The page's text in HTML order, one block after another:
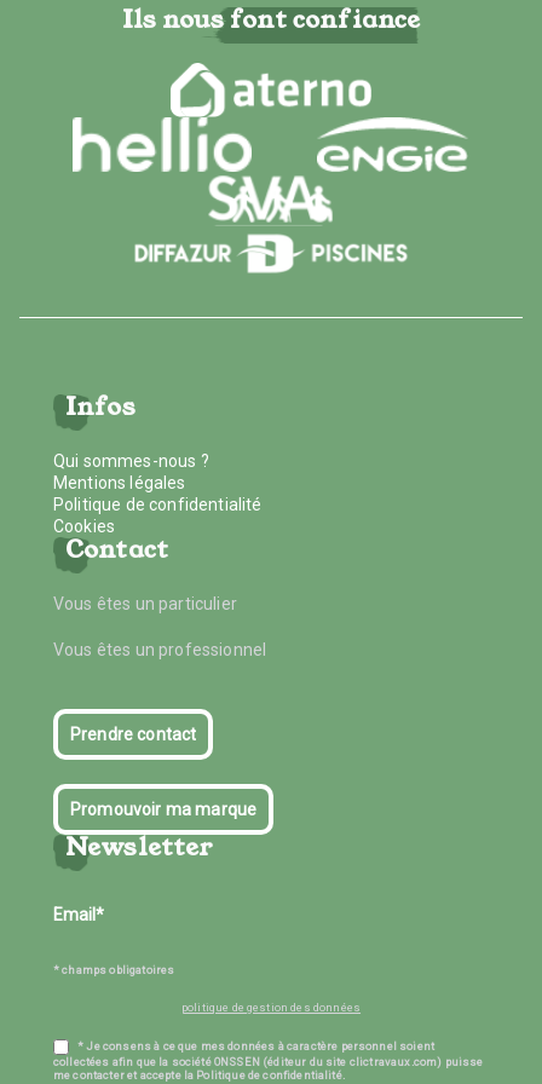
Ils nous font confiance
Infos
Qui sommes-nous ?
Mentions légales
Politique de confidentialité
Cookies
Contact
Vous êtes un particulier
Vous êtes un professionnel
Prendre contact
Promouvoir ma marque
Newsletter
* champs obligatoires
politique de gestion des données
* Je consens à ce que mes données à caractère personnel soient
collectées afin que la société ONSSEN (éditeur du site clictravaux.com) puisse
me contacter et accepte la Politique de confidentialité.